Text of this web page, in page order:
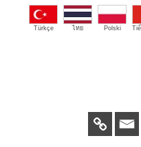
Polski
ไทย
Türkçe